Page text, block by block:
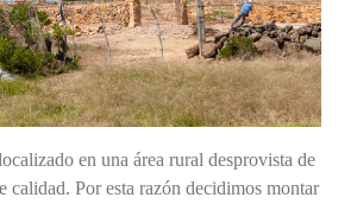
en una área rural desprovista de
calidad. Por esta razón decidimos montar